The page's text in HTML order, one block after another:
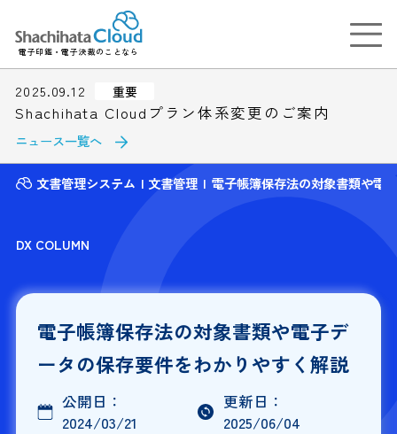
電子印鑑・電子決裁のことなら
2025.09.12 重要
Shachihata Cloudプラン体系変更のご案内
ニュース一覧へ
文書管理システム 文書管理 電子帳簿保存法の対象書類や電
DX COLUMN
電子帳簿保存法の対象書類や電子デ
ータの保存要件をわかりやすく解説
公開日：
2024/03/21
更新日：
2025/06/04